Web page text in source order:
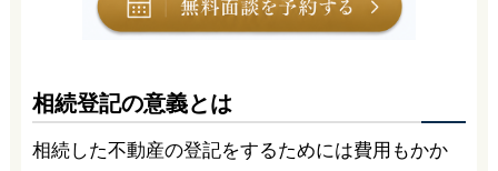
相続登記の意義とは
相続した不動産の登記をするためには費用もかか